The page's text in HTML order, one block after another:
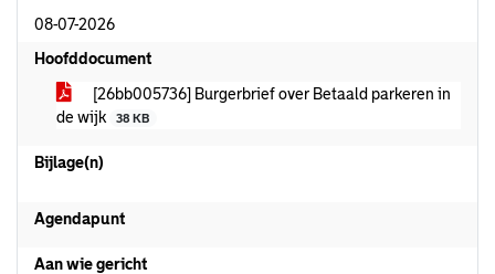
08-07-2026
Hoofddocument
[26bb005736] Burgerbrief over Betaald parkeren in
de wijk
38 KB
Bijlage(n)
Agendapunt
Aan wie gericht